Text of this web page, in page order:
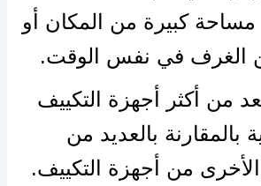
مساحة كبيرة من المكان أو
الغرف في نفس الوقت.
من أكثر أجهزة التكييف
بالمقارنة بالعديد من
الأخرى من أجهزة التكييف.